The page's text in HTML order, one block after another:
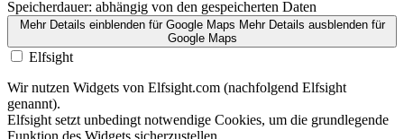
Speicherdauer: abhängig von den gespeicherten Daten
Mehr Details einblendenfür Google Maps Mehr Details ausblendenfür
Google Maps
Elfsight
Wir nutzen Widgets von Elfsight.com (nachfolgend Elfsight
genannt).
Elfsight setzt unbedingt notwendige Cookies, um die grundlegende
Funktion des Widgets sicherzustellen.